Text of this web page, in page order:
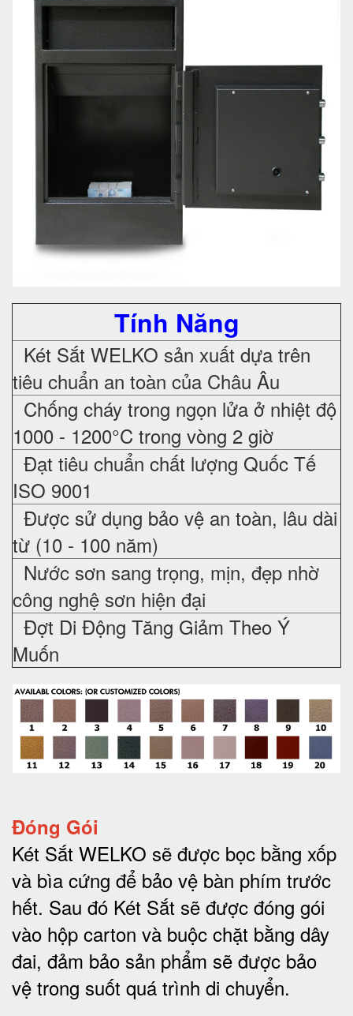
Tính Năng
Két Sắt WELKO sản xuất dựa trên
tiêu chuẩn an toàn của Châu Âu
Chống cháy trong ngọn lửa ở nhiệt độ
1000 - 1200°C trong vòng 2 giờ
Đạt tiêu chuẩn chất lượng Quốc Tế
ISO 9001
Được sử dụng bảo vệ an toàn, lâu dài
từ (10 - 100 năm)
Nước sơn sang trọng, mịn, đẹp nhờ
công nghệ sơn hiện đại
Đợt Di Động Tăng Giảm Theo Ý
Muốn
Đóng Gói
Két Sắt WELKO sẽ được bọc bằng xốp
và bìa cứng để bảo vệ bàn phím trước
hết. Sau đó Két Sắt sẽ được đóng gói
vào hộp carton và buộc chặt bằng dây
đai, đảm bảo sản phẩm sẽ được bảo
vệ trong suốt quá trình di chuyển.